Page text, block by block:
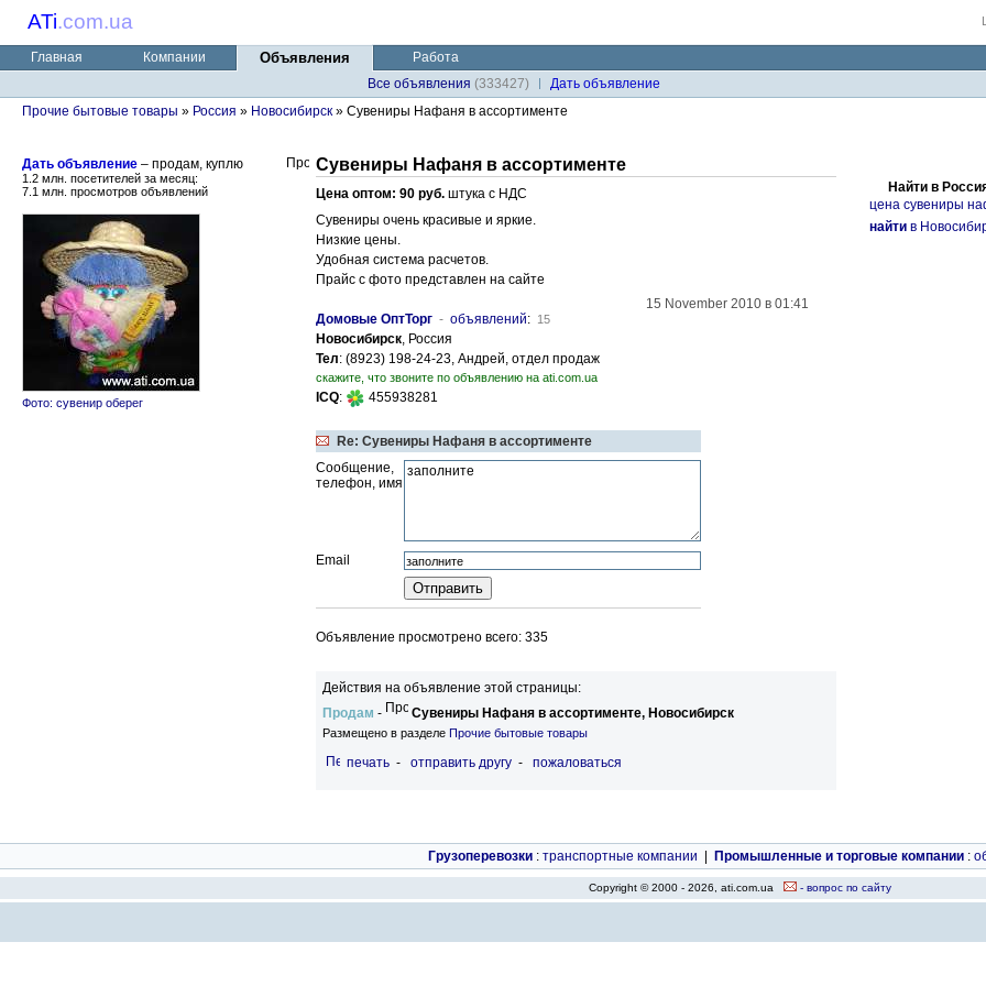
ATi.com.ua
Главная Компании Объявления
Работа
Все объявления (333427)
Дaть объявление
Прочие бытовые товары » Россия » Новосибирск » Сувениры Нафаня в ассортименте
Дать объявление – продам, куплю
1.2 млн. посетителей за месяц:
7.1 млн. просмотров объявлений
Фото: сувенир оберег
Сувениры Нафаня в ассортименте
Цена оптом: 90 руб. штука с НДС
Сувениры очень красивые и яркие.
Низкие цены.
Удобная система расчетов.
Прайс с фото представлен на сайте
15 November 2010 в 01:41
Домовые ОптТорг - объявлений: 15
Новосибирск, Россия
Тел: (8923) 198-24-23, Андрей, отдел продаж
скажите, что звоните по объявлению на ati.com.ua
ICQ: 455938281
Re: Сувениры Нафаня в ассортименте
Сообщение,
телефон, имя
Email
Объявление просмотрено всего: 335
Действия на объявление этой страницы:
Продам - Сувениры Нафаня в ассортименте, Новосибирск
Размещено в разделе Прочие бытовые товары
печать - отправить другу - пожаловаться
Найти в
цена сувениры
найти в
Грузоперевозки : транспортные компании Промышленные и торговые компании :
Copyright © 2000 - 2026, ati.com.ua - вопрос по сайту